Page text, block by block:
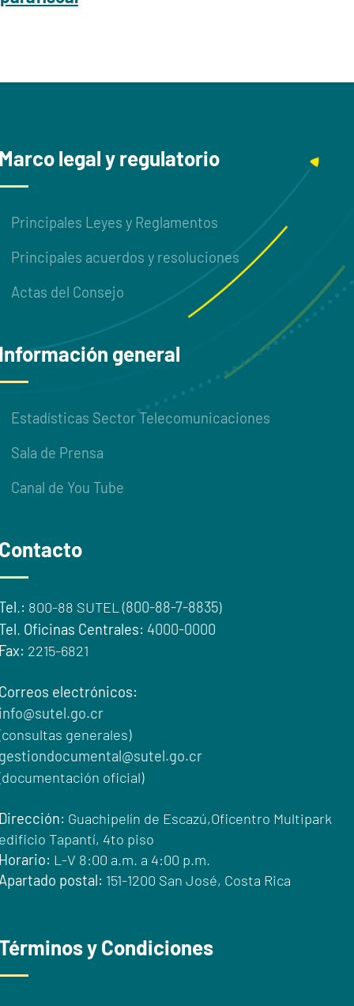
legal y regulatorio
Principales Leyes y Reglamentos
Principales acuerdos y resoluciones
Actas del Consejo
general
Estadísticas Sector Telecomunicaciones
Sala de Prensa
Canal de You Tube
.: 800-88 SUTEL (800-88-7-8835)
. Oficinas Centrales: 4000-0000
2215-6821
electrónicos:
generales)
oficial)
Guachipelín de Escazú,Oficentro Multipark
Tapantí, 4to piso
L-V 8:00 a.m. a 4:00 p.m.
postal: 151-1200 San José, Costa Rica
y Condiciones